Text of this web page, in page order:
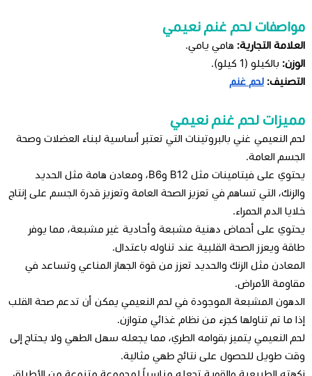
مواصفات لحم غنم نعيمي
العلامة التجارية: هامي يامي.
الوزن: بالكيلو (1 كيلو).
التصنيف: لحم غنم
مميزات لحم غنم نعيمي
لحم النعيمي غني بالبروتينات التي تعتبر أساسية لبناء العضلات وصحة
الجسم العامة.
يحتوي على فيتامينات مثل B12 وB6، ومعادن هامة مثل الحديد
والزنك، التي تساهم في تعزيز الصحة العامة وتعزيز قدرة الجسم على إنتاج
خلايا الدم الحمراء.
يحتوي على أحماض دهنية مشبعة وأحادية غير مشبعة، مما يوفر
طاقة ويعزز الصحة القلبية عند تناوله باعتدال.
المعادن مثل الزنك والحديد تعزز من قوة الجهاز المناعي وتساعد في
مقاومة الأمراض.
الدهون المشبعة الموجودة في لحم النعيمي يمكن أن تدعم صحة القلب
إذا ما تم تناولها كجزء من نظام غذائي متوازن.
لحم النعيمي يتميز بقوامه الطري، مما يجعله سهل الطهي ولا يحتاج إلى
وقت طويل للحصول على نتائج طهي مثالية.
نكهته الطبيعية والقوية تجعله مناسباً لمجموعة متنوعة من الأطباق